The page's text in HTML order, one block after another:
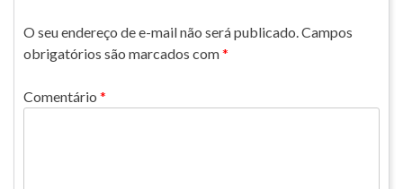
O seu endereço de e-mail não será publicado.Campos
obrigatórios são marcados com*
Comentário *